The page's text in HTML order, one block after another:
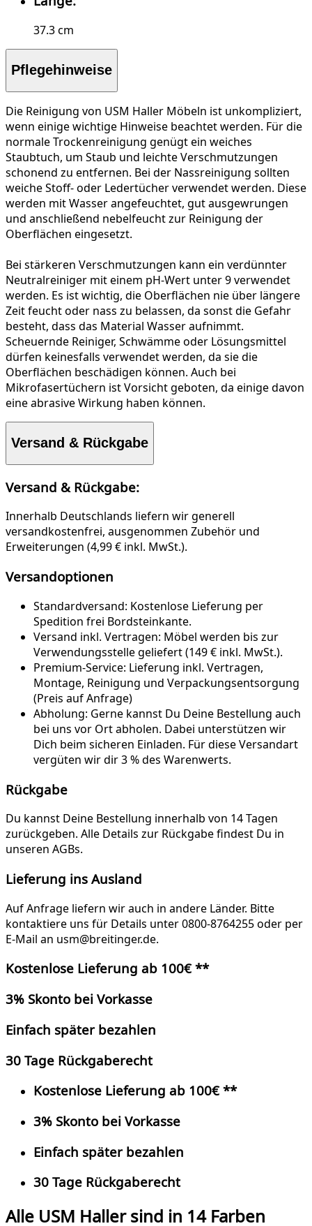
37.3 cm
Pflegehinweise
Die Reinigung von USM Haller Möbeln ist unkompliziert,
wenn einige wichtige Hinweise beachtet werden. Für die
normale Trockenreinigung genügt ein weiches
Staubtuch, um Staub und leichte Verschmutzungen
schonend zu entfernen. Bei der Nassreinigung sollten
weiche Stoff- oder Ledertücher verwendet werden. Diese
werden mit Wasser angefeuchtet, gut ausgewrungen
und anschließend nebelfeucht zur Reinigung der
Oberflächen eingesetzt.
Bei stärkeren Verschmutzungen kann ein verdünnter
Neutralreiniger mit einem pH-Wert unter 9 verwendet
werden. Es ist wichtig, die Oberflächen nie über längere
Zeit feucht oder nass zu belassen, da sonst die Gefahr
besteht, dass das Material Wasser aufnimmt.
Scheuernde Reiniger, Schwämme oder Lösungsmittel
dürfen keinesfalls verwendet werden, da sie die
Oberflächen beschädigen können. Auch bei
Mikrofasertüchern ist Vorsicht geboten, da einige davon
eine abrasive Wirkung haben können.
Versand & Rückgabe
Versand & Rückgabe:
Innerhalb Deutschlands liefern wir generell
versandkostenfrei, ausgenommen Zubehör und
Erweiterungen (4,99 € inkl. MwSt.).
Versandoptionen
Standardversand: Kostenlose Lieferung per
Spedition frei Bordsteinkante.
Versand inkl. Vertragen: Möbel werden bis zur
Verwendungsstelle geliefert (149 € inkl. MwSt.).
Premium-Service: Lieferung inkl. Vertragen,
Montage, Reinigung und Verpackungsentsorgung
(Preis auf Anfrage)
Abholung: Gerne kannst Du Deine Bestellung auch
bei uns vor Ort abholen. Dabei unterstützen wir
Dich beim sicheren Einladen. Für diese Versandart
vergüten wir dir 3 % des Warenwerts.
Rückgabe
Du kannst Deine Bestellung innerhalb von 14 Tagen
zurückgeben. Alle Details zur Rückgabe findest Du in
unseren AGBs.
Lieferung ins Ausland
Auf Anfrage liefern wir auch in andere Länder. Bitte
kontaktiere uns für Details unter 0800-8764255 oder per
E-Mail an usm@breitinger.de.
Kostenlose Lieferung ab 100€ **
3% Skonto bei Vorkasse
Einfach später bezahlen
30 Tage Rückgaberecht
Kostenlose Lieferung ab 100€ **
3% Skonto bei Vorkasse
Einfach später bezahlen
30 Tage Rückgaberecht
Alle USM Haller sind in 14 Farben